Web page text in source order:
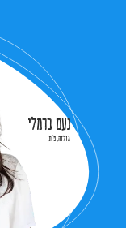
נעם כרמלי
גולדה, פ''ת